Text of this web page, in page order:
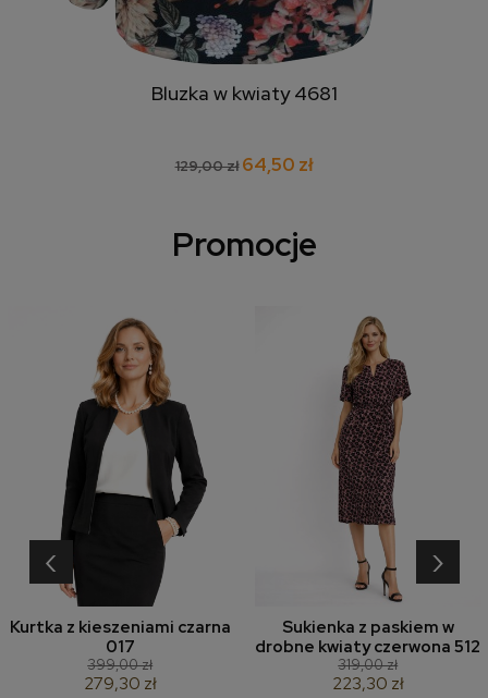
Bluzka w kwiaty 4681
129,00 zł 64,50 zł
Promocje
Kurtka z kieszeniami czarna
017
399,00 zł
279,30 zł
Sukienka z paskiem w
drobne kwiaty czerwona 512
319,00 zł
223,30 zł
‹ ›